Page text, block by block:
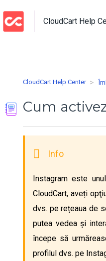
CloudCart Help
CloudCart Help Center
Cum
Instagram este
CloudCart, aveți
dvs. pe rețeaua de
putea vedea și
începe să
profilul dvs. pe